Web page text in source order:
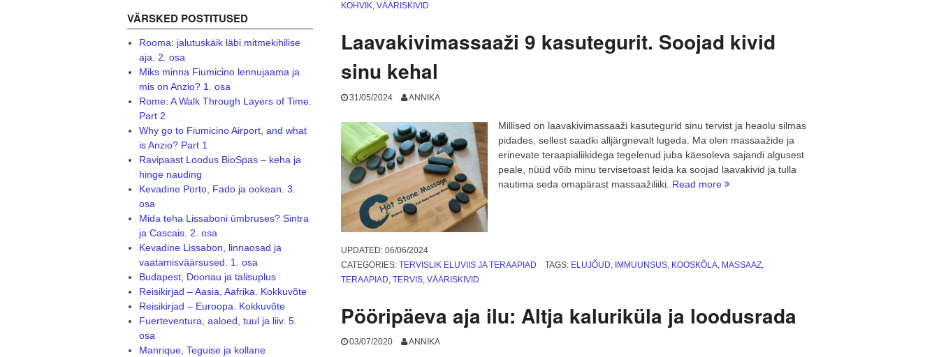
Pühajärve”
KOHVIK, VÄÄRISKIVID
Laavakivimassaaži 9 kasutegurit. Soojad kivid
sinu kehal
31/05/2024 ANNIKA
Millised on laavakivimassaaži kasutegurid sinu tervist ja heaolu silmas
pidades, sellest saadki alljärgnevalt lugeda. Ma olen massaažide ja
erinevate teraapialiikidega tegelenud juba käesoleva sajandi algusest
peale, nüüd võib minu tervisetoast leida ka soojad laavakivid ja tulla
nautima seda omapärast massaažiliiki. Read more “Laavakivimassaaži
kehal”
UPDATED: 06/06/2024
CATEGORIES: TERVISLIK ELUVIIS JA TERAAPIAD TAGS: ELUJÕUD IMMUUNSUS, KOOSKÕLA, MASSAAZ,
TERAAPIAD TERVIS VÄÄRISKIVID
Pööripäeva aja ilu: Altja kaluriküla ja loodusrada
03/07/2020 ANNIKA
VÄRSKED POSTITUSED
Rooma: jalutuskäik läbi mitmekihilise
aja. 2. osa
Miks minna Fiumicino lennujaama ja
mis on Anzio? 1. osa
Rome: A Walk Through Layers of Time.
Part 2
Why go to Fiumicino Airport, and what
is Anzio? Part 1
Ravipaast Loodus BioSpas – keha ja
hinge nauding
Kevadine Porto, Fado ja ookean. 3.
osa
Mida teha Lissaboni ümbruses? Sintra
ja Cascais. 2. osa
Kevadine Lissabon, linnaosad ja
vaatamisväärsused. 1. osa
Budapest, Doonau ja talisuplus
Reisikirjad – Aasia, Aafrika. Kokkuvõte
Reisikirjad – Euroopa. Kokkuvõte
Fuerteventura, aaloed, tuul ja liiv. 5.
osa
Manrique, Teguise ja kollane